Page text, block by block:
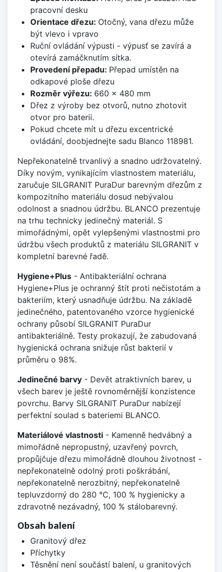
pracovní desku
Orientace dřezu: Otočný, vana dřezu může
být vlevo i vpravo
Ruční ovládání výpusti - výpusť se zavírá a
otevírá zamáčknutím sítka.
Provedení přepadu: Přepad umístěn na
odkapové ploše dřezu
Rozměr výřezu: 660 x 480 mm
Dřez z výroby bez otvorů, nutno zhotovit
otvor pro baterii.
Pokud chcete mít u dřezu excentrické
ovládání, doobjednejte sadu Blanco 118981.
Nepřekonatelně trvanlivý a snadno udržovatelný.
Díky novým, vynikajícím vlastnostem materiálu,
zaručuje SILGRANIT PuraDur barevným dřezům z
kompozitního materiálu dosud nebývalou
odolnost a snadnou údržbu. BLANCO prezentuje
na trhu technicky jedinečný materiál. S
mimořádnými, opět vylepšenými vlastnostmi pro
údržbu všech produktů z materiálu SILGRANIT v
kompletní barevné řadě.
Hygiene+Plus - Antibakteriální ochrana
Hygiene+Plus je ochranný štít proti nečistotám a
bakteriím, který usnadňuje údržbu. Na základě
jedinečného, patentovaného vzorce hygienické
ochrany působí SILGRANIT PuraDur
antibakteriálně. Testy prokazují, že zabudovaná
hygienická ochrana snižuje růst bakterií v
průměru o 98%.
Jedinečné barvy - Devět atraktivních barev, u
všech barev je ještě rovnoměrnější konzistence
povrchu. Barvy SILGRANIT PuraDur nabízejí
perfektní soulad s bateriemi BLANCO.
Materiálové vlastnosti - Kamenně hedvábný a
mimořádně nepropustný, uzavřený povrch,
propůjčuje dřezu mimořádně dlouhou životnost -
nepřekonatelně odolný proti poškrábání,
nepřekonatelně nerozbitný, nepřekonatelně
tepluvzdorný do 280 °C, 100 % hygienicky a
zdravotně nezávadný, 100 % stálobarevný.
Obsah balení
Granitový dřez
Příchytky
Těsnění není součástí balení, u granitových